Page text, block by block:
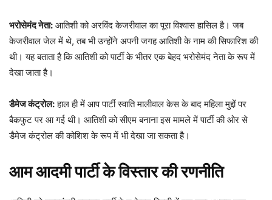
भरोसेमंद नेता: आतिशी को अरविंद केजरीवाल का पूरा विश्वास हासिल है। जब
केजरीवाल जेल में थे, तब भी उन्होंने अपनी जगह आतिशी के नाम की सिफारिश की
थी। यह बताता है कि आतिशी को पार्टी के भीतर एक बेहद भरोसेमंद नेता के रूप में
देखा जाता है।
डैमेज कंट्रोल:हाल ही में आप पार्टी स्वाति मालीवाल केस के बाद महिला मुद्दों पर
बैकफुट पर आ गई थी। आतिशी को सीएम बनाना इस मामले में पार्टी की ओर से
डैमेज कंट्रोल की कोशिश के रूप में भी देखा जा सकता है।
आम आदमी पार्टी के विस्तार की रणनीति